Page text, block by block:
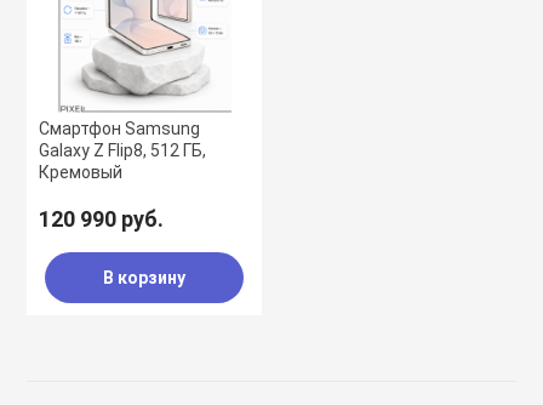
Смартфон Samsung
Galaxy Z Flip8, 512 ГБ,
Кремовый
120 990 руб.
В корзину